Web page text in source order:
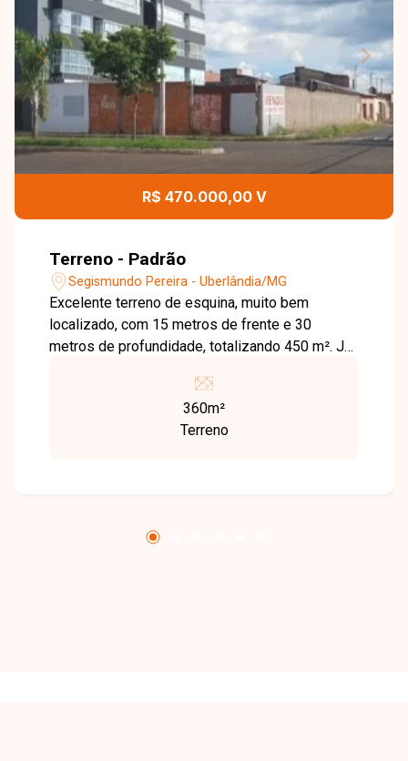
R$ 470.000,00 V
Terreno - Padrão
Segismundo Pereira - Uberlândia/MG
Excelente terreno de esquina, muito bem
localizado, com 15 metros de frente e 30
metros de profundidade, totalizando 450 m². Já
construir com espaço e visibilidade privilegiada.
360m²
Terreno